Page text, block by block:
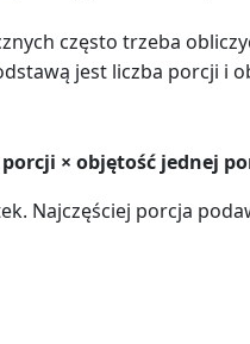
często trzeba
jest liczba porcji i
× objętość jednej
Najczęściej porcja